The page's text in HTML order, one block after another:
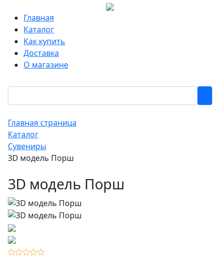
Главная
Каталог
Как купить
Доставка
О магазине
Главная страница
Каталог
Сувениры
3D модель Порш
3D модель Порш